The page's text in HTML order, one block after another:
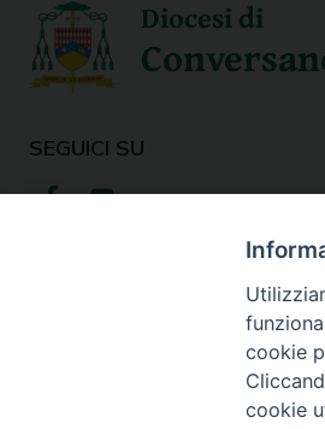
Diocesi di
SEGUICI SU
cookie
cookie